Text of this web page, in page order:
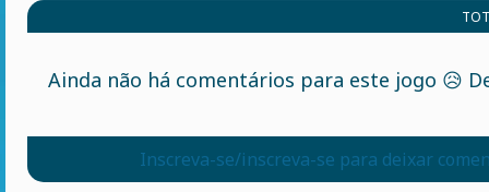
Ainda não há comentários para este jogo 😥
Inscreva-se/inscreva-se para deixar